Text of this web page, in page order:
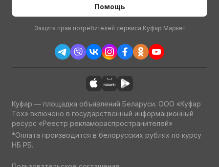
Помощь
Защита прав потребителей сервиса Куфар Маркет
Куфар — площадка объявлений Беларуси. ООО «Куфар
Тех» включено в государственный информационный
ресурс «Реестр рекламораспространителей»
*Оплата производится в белорусских рублях по курсу
НБ РБ.